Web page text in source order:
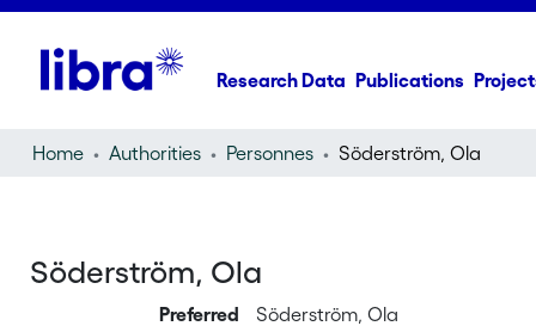
Research Data Publications
Home Authorities Personnes Söderström, Ola
Söderström, Ola
Preferred
Söderström, Ola